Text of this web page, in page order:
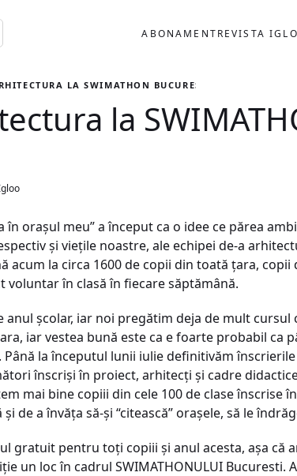
ABONAMENTREVISTA
LA SWIMATHON BUCUREŞTI
la
în oraşul meu” a început ca o idee ce părea
şi vieţile noastre, ale echipei de-a
acum la circa 1600 de copii din toată ţara, copii
voluntar în clasă în fiecare săptămână.
anul şcolar, iar noi pregătim deja de mult
iar vestea bună este ca e foarte probabil
la începutul lunii iulie definitivăm
înscrişi în proiect, arhitecţi şi cadre
mai bine copiii din cele 100 de clase înscrise
de a învăţa să-şi “citească” oraşele, să le
gratuit pentru toţi copiii şi anul acesta, aşa că
un loc în cadrul SWIMATHONULUI Bucuresti.